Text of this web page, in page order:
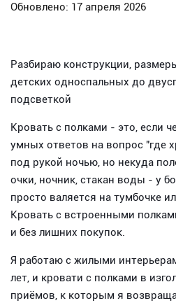
Обновлено: 17 апреля 2026
Разбираю конструкции,
детских односпальных до
подсветкой
Кровать с полками - это, если
умных ответов на вопрос "где
под рукой ночью, но некуда
очки, ночник, стакан воды - у
просто валяется на тумбочке
Кровать с встроенными
и без лишних покупок.
Я работаю с жилыми
лет, и кровати с полками в
приёмов, к которым я